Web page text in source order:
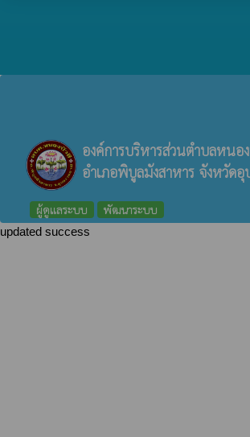
องค์การบริหารส่วนตำบลหนอ
อำเภอพิบูลมังสาหาร จังหวัดอุ
ผู้ดูแลระบบ พัฒนาระบบ
updated success